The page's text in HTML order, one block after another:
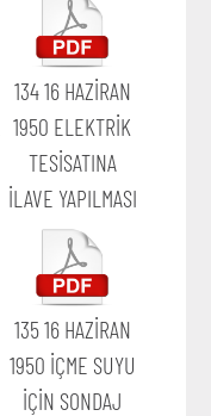
134 16 HAZİRAN
1950 ELEKTRİK
TESİSATINA
İLAVE YAPILMASI
135 16 HAZİRAN
1950 İÇME SUYU
İÇİN SONDAJ